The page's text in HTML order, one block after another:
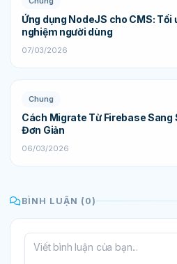
Ứng dụng NodeJS cho CMS: Tối
nghiệm người dùng
07/03/2026
Chung
Cách Migrate Từ Firebase Sang
Đơn Giản
06/03/2026
BÌNH LUẬN (0)